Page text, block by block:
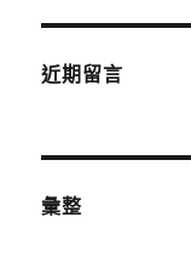
近期留言
彙整